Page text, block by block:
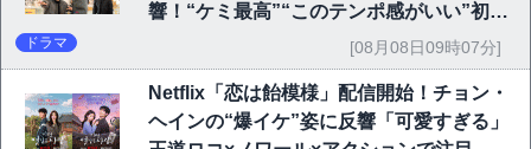
響！“ケミ最高”“このテンポ感がいい”初回
ドラマ [08月08日09時07分]
Netflix「恋は飴模様」配信開始！チョン・
ヘインの“爆イケ”姿に反響「可愛すぎる」